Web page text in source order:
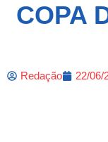
COPA
Redação 22/06/